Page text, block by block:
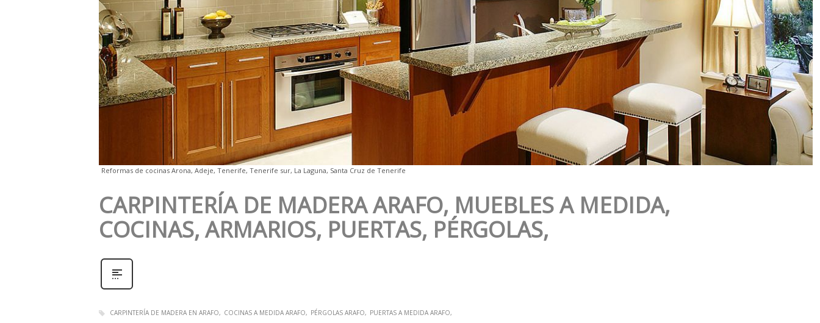
Reformas de cocinas Arona, Adeje, Tenerife, Tenerife sur, La Laguna, Santa Cruz de Tenerife
CARPINTERÍA DE MADERA ARAFO, MUEBLES A MEDIDA,
COCINAS, ARMARIOS, PUERTAS, PÉRGOLAS,
CARPINTERÍA DE MADERA EN ARAFO COCINAS A MEDIDA ARAFO PÉRGOLAS ARAFO PUERTAS A MEDIDA ARAFO